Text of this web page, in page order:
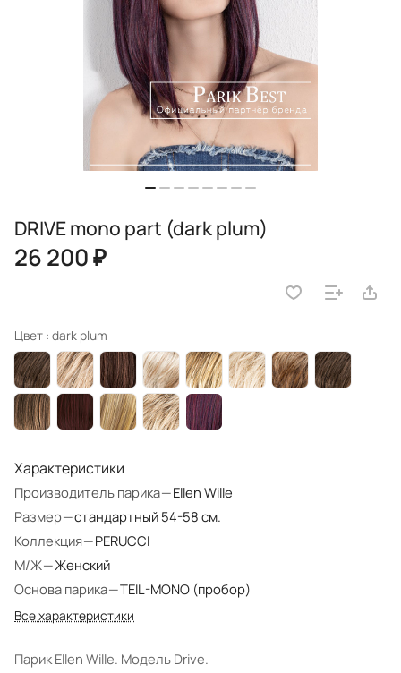
DRIVE mono part (dark plum)
26 200 ₽
Цвет : dark plum
Характеристики
Производитель парика—Ellen Wille
Размер—стандартный 54-58 см.
Коллекция—PERUCCI
М/Ж—Женский
Основа парика—TEIL-MONO (пробор)
Все характеристики
Парик Ellen Wille. Модель Drive.